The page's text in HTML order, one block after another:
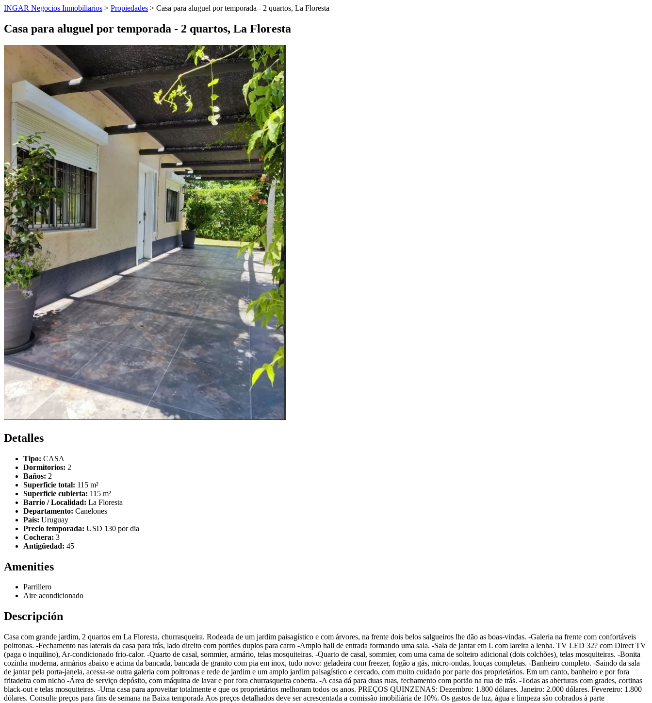
INGAR Negocios Inmobiliarios > Propiedades > Casa para aluguel por temporada - 2 quartos, La Floresta
Casa para aluguel por temporada - 2 quartos, La Floresta
Detalles
Tipo: CASA
Dormitorios: 2
Baños: 2
Superficie total: 115 m²
Superficie cubierta: 115 m²
Barrio / Localidad: La Floresta
Departamento: Canelones
País: Uruguay
Precio temporada: USD 130 por dia
Cochera: 3
Antigüedad: 45
Amenities
Parrillero
Aire acondicionado
Descripción
Casa com grande jardim, 2 quartos em La Floresta, churrasqueira. Rodeada de um jardim paisagístico e com árvores, na frente dois belos salgueiros lhe dão as boas-vindas. -Galeria na frente com confortáveis
poltronas. -Fechamento nas laterais da casa para trás, lado direito com portões duplos para carro -Amplo hall de entrada formando uma sala. -Sala de jantar em L com lareira a lenha. TV LED 32? com Direct TV
(paga o inquilino), Ar-condicionado frio-calor. -Quarto de casal, sommier, armário, telas mosquiteiras. -Quarto de casal, sommier, com uma cama de solteiro adicional (dois colchões), telas mosquiteiras. -Bonita
cozinha moderna, armários abaixo e acima da bancada, bancada de granito com pia em inox, tudo novo: geladeira com freezer, fogão a gás, micro-ondas, louças completas. -Banheiro completo. -Saindo da sala
de jantar pela porta-janela, acessa-se outra galeria com poltronas e rede de jardim e um amplo jardim paisagístico e cercado, com muito cuidado por parte dos proprietários. Em um canto, banheiro e por fora
fritadeira com nicho -Área de serviço depósito, com máquina de lavar e por fora churrasqueira coberta. -A casa dá para duas ruas, fechamento com portão na rua de trás. -Todas as aberturas com grades, cortinas
black-out e telas mosquiteiras. -Uma casa para aproveitar totalmente e que os proprietários melhoram todos os anos. PREÇOS QUINZENAS: Dezembro: 1.800 dólares. Janeiro: 2.000 dólares. Fevereiro: 1.800
dólares. Consulte preços para fins de semana na Baixa temporada Aos preços detalhados deve ser acrescentada a comissão imobiliária de 10%. Os gastos de luz, água e limpeza são cobrados à parte